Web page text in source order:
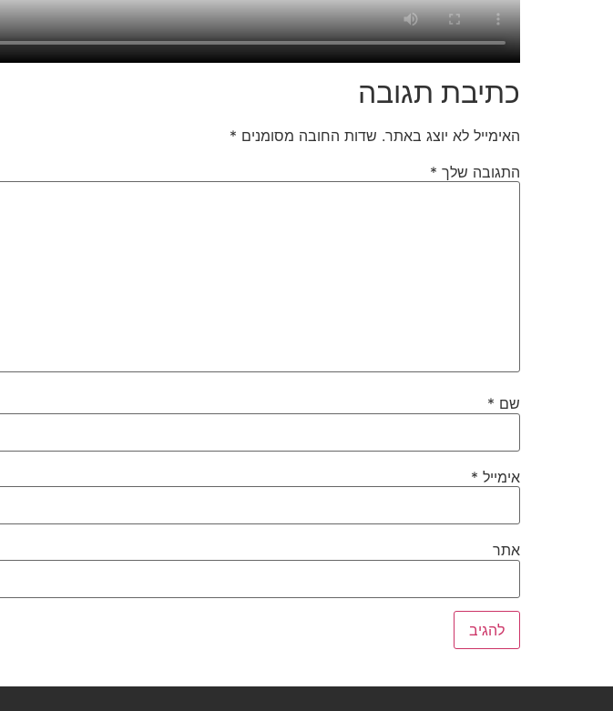
כתיבת תגובה
האימייל לא יוצג באתר. שדות החובה מסומנים *
התגובה שלך *
שם *
אימייל *
אתר